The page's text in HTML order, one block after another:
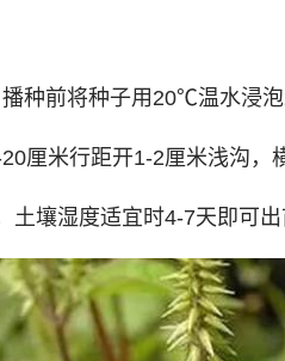
种前将种子用20℃温水浸
厘米行距开1-2厘米浅沟，
土壤湿度适宜时4-7天即可